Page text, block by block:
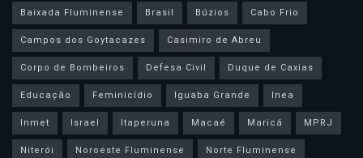
Baixada Fluminense
Brasil Búzios
Cabo Frio
Campos dos Goytacazes
Casimiro de Abreu
Corpo de Bombeiros
Defesa Civil
Duque de Caxias
Educação
Feminicídio Iguaba Grande
Inea
Inmet
Israel Itaperuna Macaé Maricá
MPRJ
Niterói
Noroeste Fluminense
Norte Fluminense